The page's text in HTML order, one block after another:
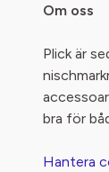
Om oss
Plick är
bra för
Hantera